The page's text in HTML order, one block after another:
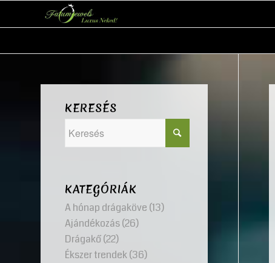
KERESÉS
KATEGÓRIÁK
A hónap drágaköve (13)
Ajándékozás(26)
Drágakő(22)
Ékszer trendek(36)